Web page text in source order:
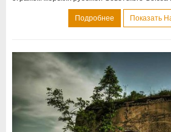
Подробнее Показать